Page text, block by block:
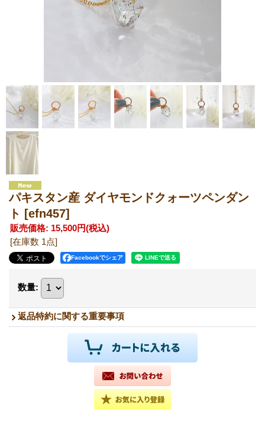
パキスタン産 ダイヤモンドクォーツペンダン
ト [efn457]
販売価格: 15,500円(税込)
[在庫数 1点]
Facebookでシェア
数量:
返品特約に関する重要事項